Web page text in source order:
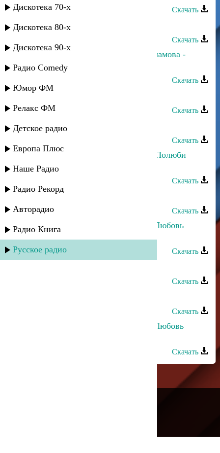
Дискотека 70-х
Дискотека 80-х
Дискотека 90-х
Радио Comedy
Юмор ФМ
Релакс ФМ
Детское радио
Европа Плюс
Наше Радио
Радио Рекорд
Авторадио
Радио Книга
Русское радио
Скачать
Малика Уцаева - Только мама
Скачать
Ханипа Магомедов и Хадижат Саламова -
Мама
Скачать
Марианна - В Лакию
Скачать
Руслан Гасанов - Мама
Скачать
Марианна и Апанди Магомедов - Полюби
меня
Скачать
Саид Мамаев - Любимая
Скачать
Хасбулат Рахманов и Марианна - Любовь
убита
Скачать
Скачать
Скачать
Хасбулат Рахманов и Марианна - Любовь
Скачать